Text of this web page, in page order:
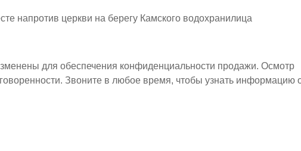
напротив церкви на берегу Камского водохранилица
для обеспечения конфиденциальности продажи. Осмотр
Звоните в любое время, чтобы узнать информацию